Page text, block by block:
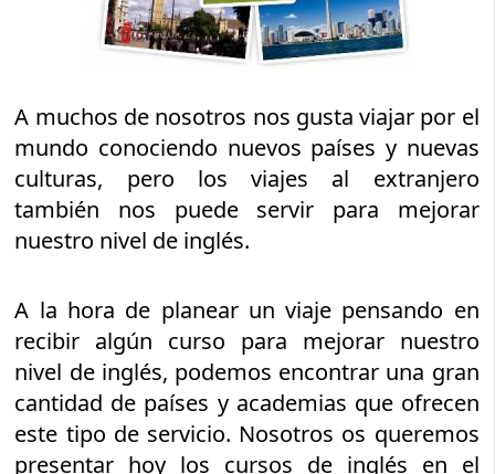
A muchos de nosotros nos gusta viajar por el
mundo conociendo nuevos países y nuevas
culturas, pero los viajes al extranjero
también nos puede servir para mejorar
nuestro nivel de inglés.
A la hora de planear un viaje pensando en
recibir algún curso para mejorar nuestro
nivel de inglés, podemos encontrar una gran
cantidad de países y academias que ofrecen
este tipo de servicio. Nosotros os queremos
presentar hoy los cursos de inglés en el